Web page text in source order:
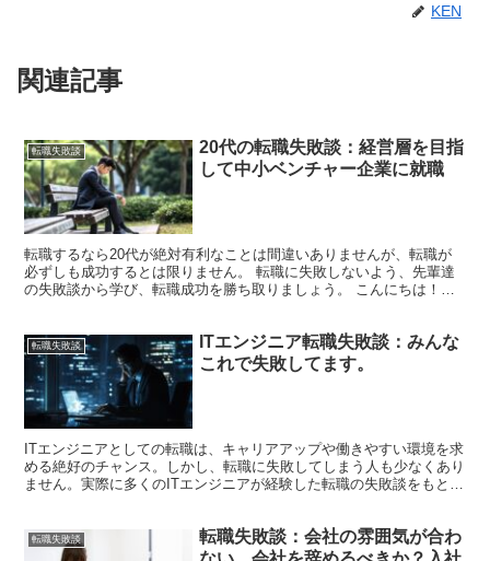
KEN
関連記事
転職失敗談
20代の転職失敗談：経営層を目指
して中小ベンチャー企業に就職
転職するなら20代が絶対有利なことは間違いありませんが、転職が
必ずしも成功するとは限りません。 転職に失敗しないよう、先輩達
の失敗談から学び、転職成功を勝ち取りましょう。 こんにちは！天
転職失敗談
ITエンジニア転職失敗談：みんな
これで失敗してます。
ITエンジニアとしての転職は、キャリアアップや働きやすい環境を求
める絶好のチャンス。しかし、転職に失敗してしまう人も少なくあり
ません。実際に多くのITエンジニアが経験した転職の失敗談をもと
転職失敗談
転職失敗談：会社の雰囲気が合わ